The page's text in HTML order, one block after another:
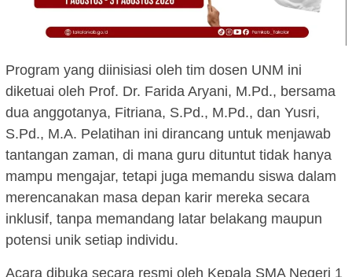
Program yang diinisiasi oleh tim dosen UNM ini
diketuai oleh Prof. Dr. Farida Aryani, M.Pd., bersama
dua anggotanya, Fitriana, S.Pd., M.Pd., dan Yusri,
S.Pd., M.A. Pelatihan ini dirancang untuk menjawab
tantangan zaman, di mana guru dituntut tidak hanya
mampu mengajar, tetapi juga memandu siswa dalam
merencanakan masa depan karir mereka secara
inklusif, tanpa memandang latar belakang maupun
potensi unik setiap individu.
Acara dibuka secara resmi oleh Kepala SMA Negeri 1